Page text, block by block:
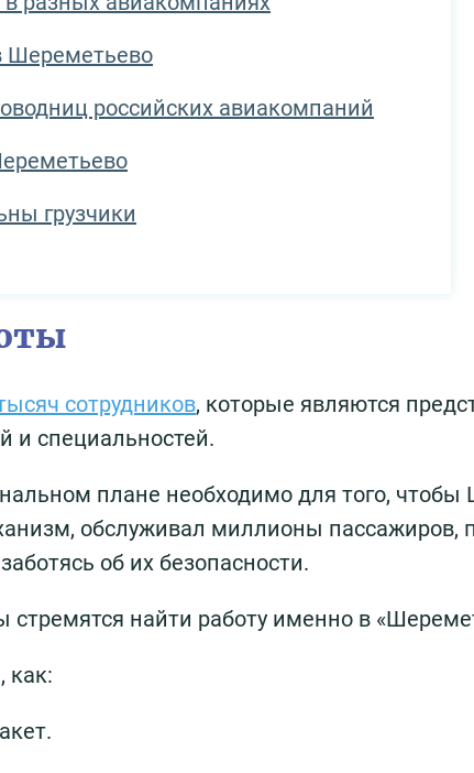
Шереметьево
российских авиакомпаний
грузчики
сотрудников, которые являются
и специальностей.
плане необходимо для того,
обслуживал миллионы пассажиров,
об их безопасности.
найти работу именно в
как: